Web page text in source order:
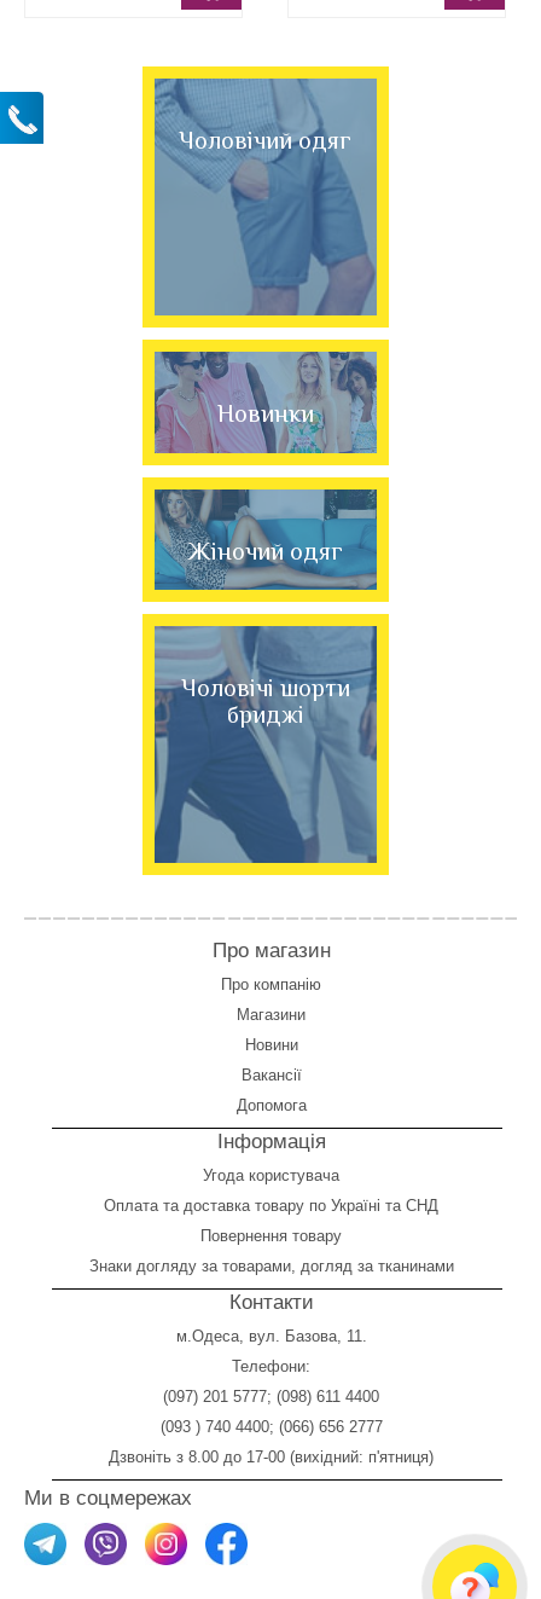
Чоловічий одяг
Новинки
Жіночий одяг
Чоловічі шорти
бриджі
Про магазин
Про компанію
Магазини
Новини
Вакансії
Допомога
Інформація
Угода користувача
Оплататадоставка товару по Україні та СНД
Повернення товару
Знаки догляду за товарами, догляд за тканинами
Контакти
м.Одеса, вул. Базова, 11.
Телефони:
(097) 201 5777;(098) 611 4400
(093 ) 740 4400; (066) 656 2777
Дзвоніть з 8.00 до 17-00 (вихідний: п'ятниця)
Ми в соцмережах